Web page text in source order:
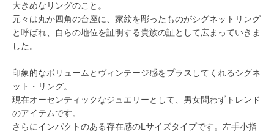
大きめなリングのこと。
元々は丸か四角の台座に、家紋を彫ったものがシグネットリング
と呼ばれ、自らの地位を証明する貴族の証として広まっていきま
した。
印象的なボリュームとヴィンテージ感をプラスしてくれるシグネ
ット・リング。
現在オーセンティックなジュエリーとして、男女問わずトレンド
のアイテムです。
さらにインパクトのある存在感のLサイズタイプです。左手小指